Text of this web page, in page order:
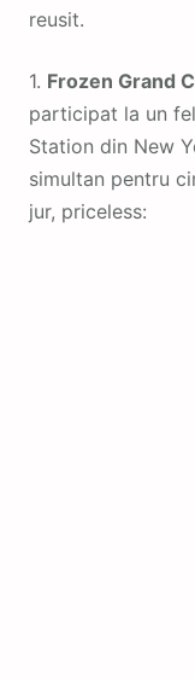
reusit.
1. Frozen Grand
participat la un
Station din New
simultan pentru
jur, priceless: